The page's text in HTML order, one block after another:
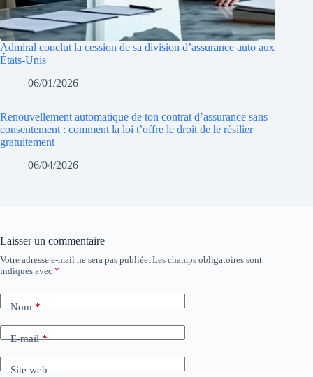
Admiral conclut la cession de sa division d’assurance auto aux
États-Unis
06/01/2026
Renouvellement automatique de ton contrat d’assurance sans
consentement : comment la loi t’offre le droit de le résilier
gratuitement
06/04/2026
Laisser un commentaire
Votre adresse e-mail ne sera pas publiée. Les champs obligatoires sont
indiqués avec *
Nom*
E-mail*
Site web